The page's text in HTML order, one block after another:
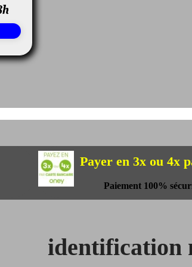
Payer en 3x ou 4x
Paiement 100%
identification